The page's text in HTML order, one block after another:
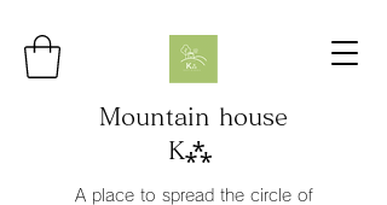
Mountain house
K⁂
A place to spread the circle of